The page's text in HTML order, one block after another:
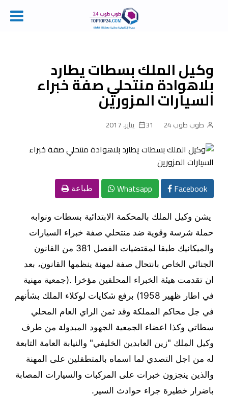
وكيل الملك بسطات يطارد
بلاهوادة منتحلي صفة خبراء
السيارات المزورين
طوب طوب 24 31 يناير، 2017
Facebook
Whatsapp طباعة
يشن وكيل الملك بالمحكمة الابتدائية بسطات ونوابه
حملة شرسة وقوية ضد منتحلي صفة خبراء السيارات
والميكانيك طبقا لمقتضيات الفصل 381 من القانون
الجنائي الخاص بانتحال صفة لمهنة ينظمها القانون، بعد
ان تقدمت هيئة الخبراء المحلفين مؤخرا .(جمعية مهنية
في اطار ظهير 1958) برفع شكايات لوكلاء الملك بشأنهم
في جل محاكم المملكة وقد ثمن الراي العام المحلي
سطاتي وكذا اعضاء الجمعية الجهود المبدولة من طرف
وكيل الملك "زين العابدين الخليفي" والنيابة العامة التابعة
له من اجل التصدي لما اسماه بالمتطفلين على المهنة
والذين ينجزون خبرات على المركبات والسيارات المصابة
باضرار خطيرة جراء حوادث السير.